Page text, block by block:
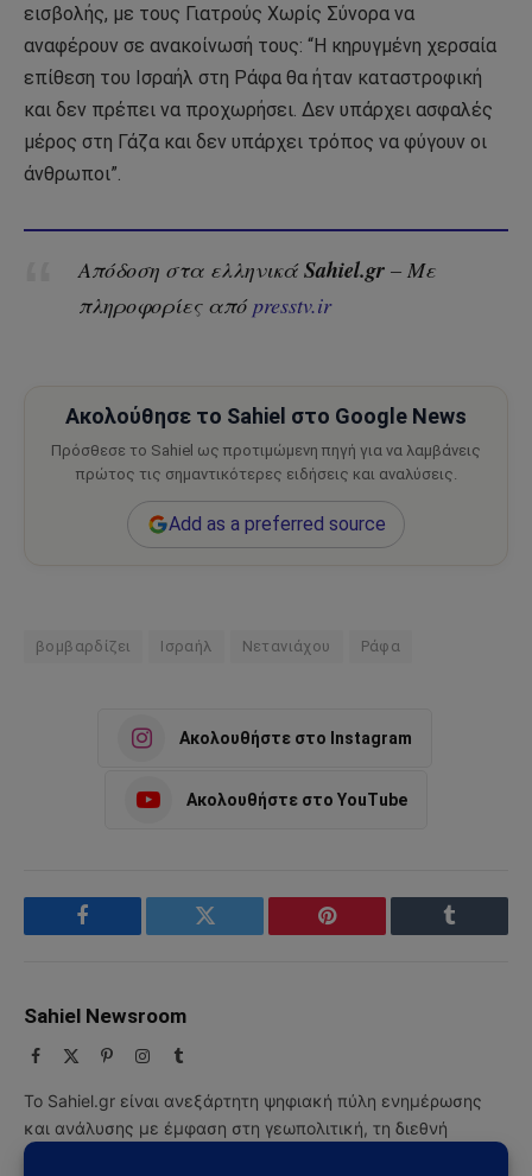
εισβολής, με τους Γιατρούς Χωρίς Σύνορα να
αναφέρουν σε ανακοίνωσή τους: “Η κηρυγμένη χερσαία
επίθεση του Ισραήλ στη Ράφα θα ήταν καταστροφική
και δεν πρέπει να προχωρήσει. Δεν υπάρχει ασφαλές
μέρος στη Γάζα και δεν υπάρχει τρόπος να φύγουν οι
άνθρωποι”.
Απόδοση στα ελληνικάSahiel.gr – Με
πληροφορίες από presstv.ir
Ακολούθησε το Sahiel στο Google News
Πρόσθεσε το Sahiel ως προτιμώμενη πηγή για να λαμβάνεις
πρώτος τις σημαντικότερες ειδήσεις και αναλύσεις.
Add as a preferred source
βομβαρδίζει Ισραήλ Νετανιάχου Ράφα
Ακολουθήστε στο Instagram
Ακολουθήστε στο YouTube
Facebook Twitter Pinterest Tumblr
Sahiel Newsroom
Facebook PinterestInstagram
Tumblr
Το Sahiel.gr είναι ανεξάρτητη ψηφιακή πύλη ενημέρωσης
και ανάλυσης με έμφαση στη γεωπολιτική, τη διεθνή
ασφάλεια, τα εθνικά ζητήματα και τις διεθνείς εξελίξεις